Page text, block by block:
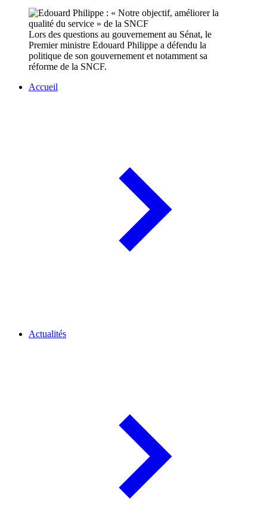
Lors des questions au gouvernement au Sénat, le
Premier ministre Edouard Philippe a défendu la
politique de son gouvernement et notamment sa
réforme de la SNCF.
Accueil
Actualités